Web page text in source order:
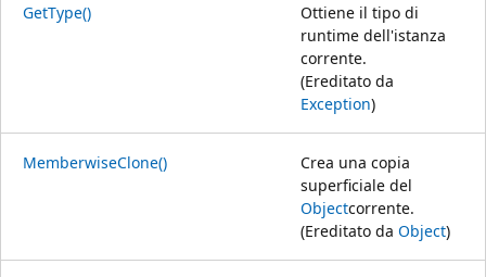
GetType()
Ottiene il tipo di
runtime dell'istanza
corrente.
(Ereditato da
Exception)
MemberwiseClone()
Crea una copia
superficiale del
Objectcorrente.
(Ereditato da Object)